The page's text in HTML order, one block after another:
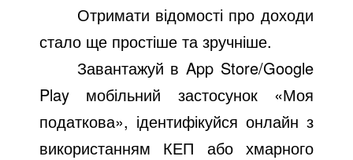
y
V
i
Отримати відомості про доходи
стало ще простіше та зручніше.
Завантажуй в App Store/Google
Play мобільний застосунок «Моя
податкова», ідентифікуйся онлайн з
використанням КЕП або хмарного